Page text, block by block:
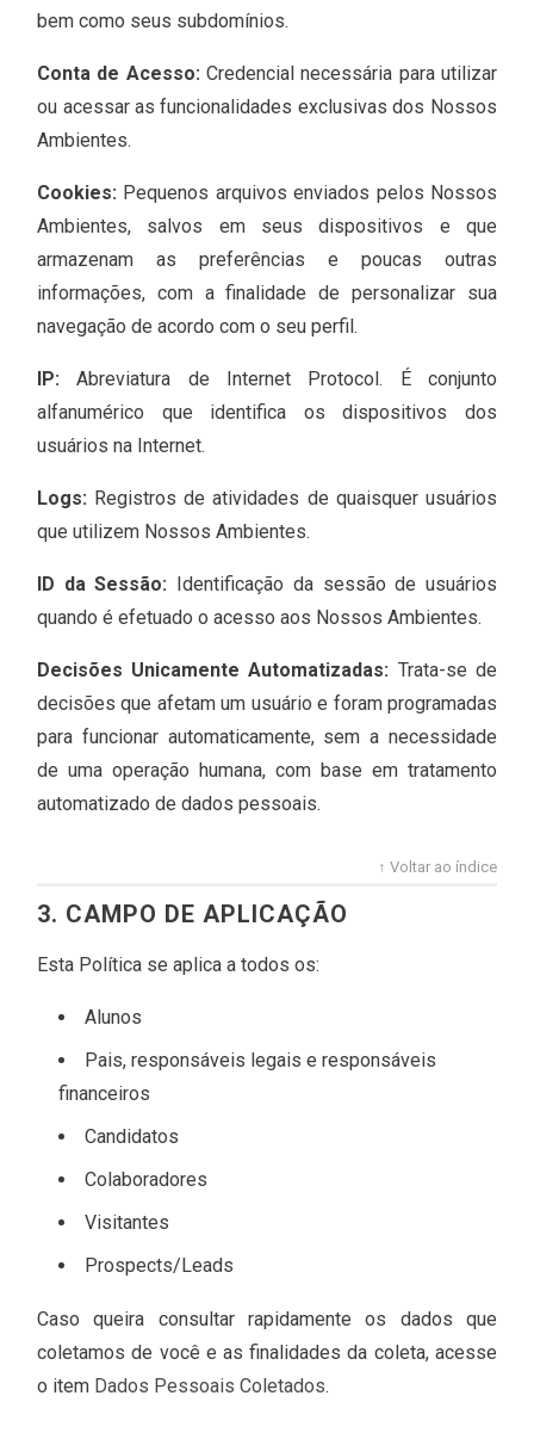
bem como seus subdomínios.
Conta de Acesso: Credencial necessária para utilizar
ou acessar as funcionalidades exclusivas dos Nossos
Ambientes.
Cookies: Pequenos arquivos enviados pelos Nossos
Ambientes, salvos em seus dispositivos e que
armazenam as preferências e poucas outras
informações, com a finalidade de personalizar sua
navegação de acordo com o seu perfil.
IP: Abreviatura de Internet Protocol. É conjunto
alfanumérico que identifica os dispositivos dos
usuários na Internet.
Logs: Registros de atividades de quaisquer usuários
que utilizem Nossos Ambientes.
ID da Sessão: Identificação da sessão de usuários
quando é efetuado o acesso aos Nossos Ambientes.
Decisões Unicamente Automatizadas: Trata-se de
decisões que afetam um usuário e foram programadas
para funcionar automaticamente, sem a necessidade
de uma operação humana, com base em tratamento
automatizado de dados pessoais.
↑ Voltar ao índice
3. CAMPO DE APLICAÇÃO
Esta Política se aplica a todos os:
Alunos
Pais, responsáveis legais e responsáveis
financeiros
Candidatos
Colaboradores
Visitantes
Prospects/Leads
Caso queira consultar rapidamente os dados que
coletamos de você e as finalidades da coleta, acesse
o item Dados Pessoais Coletados.